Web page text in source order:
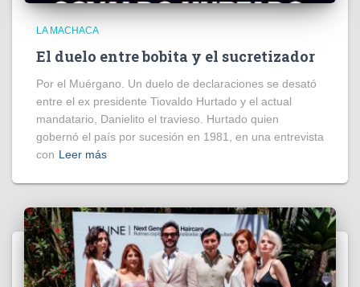
LA MACHACA
El duelo entre bobita y el sucretizador
Por el Muérgano. Un duelo de declaraciones se desató
entre el ex presidente Tiovaldo Hurtado y el actual
mandatario, Danielito el travieso. Hurtado quien
gobernó el país por sucesión en 1981, en una entrevista
con Leer más